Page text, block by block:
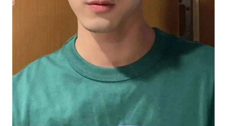
Kiểu tóc nam ngắn đẹp, là lựa chọn hoàn hảo cho
khuôn mặt trong mùa hè.